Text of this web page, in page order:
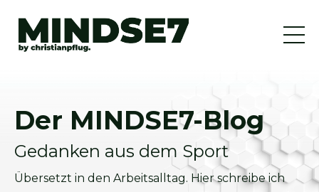
Der MINDSE7-Blog
Gedanken aus dem Sport
Übersetzt in den Arbeitsalltag. Hier schreibe ich